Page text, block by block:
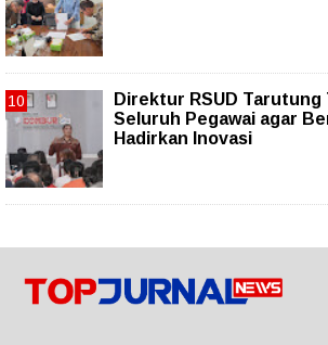
Direktur RSUD Tarutung
Seluruh Pegawai agar
Hadirkan Inovasi